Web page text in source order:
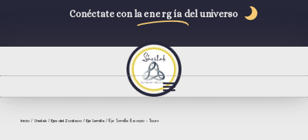
Conéctate con la energía del universo
Inicio / Sheilak / Ejes del Zodiaco / Eje Semilla / Eje Semilla Escorpio – Tauro